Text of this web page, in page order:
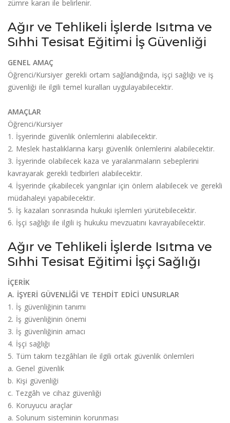
zümre kararı ile belirlenir.
Ağır ve Tehlikeli İşlerde Isıtma ve
Sıhhi Tesisat Eğitimi İş Güvenliği
GENEL AMAÇ
Öğrenci/Kursiyer gerekli ortam sağlandığında, işçi sağlığı ve iş
güvenliği ile ilgili temel kuralları uygulayabilecektir.
AMAÇLAR
Öğrenci/Kursiyer
1. İşyerinde güvenlik önlemlerini alabilecektir.
2. Meslek hastalıklarına karşı güvenlik önlemlerini alabilecektir.
3. İşyerinde olabilecek kaza ve yaralanmaların sebeplerini
kavrayarak gerekli tedbirleri alabilecektir.
4. İşyerinde çıkabilecek yangınlar için önlem alabilecek ve gerekli
müdahaleyi yapabilecektir.
5. İş kazaları sonrasında hukuki işlemleri yürütebilecektir.
6. İşçi sağlığı ile ilgili iş hukuku mevzuatını kavrayabilecektir.
Ağır ve Tehlikeli İşlerde Isıtma ve
Sıhhi Tesisat Eğitimi İşçi Sağlığı
İÇERİK
A. İŞYERİ GÜVENLİĞİ VE TEHDİT EDİCİ UNSURLAR
1. İş güvenliğinin tanımı
2. İş güvenliğinin önemi
3. İş güvenliğinin amacı
4. İşçi sağlığı
5. Tüm takım tezgâhları ile ilgili ortak güvenlik önlemleri
a. Genel güvenlik
b. Kişi güvenliği
c. Tezgâh ve cihaz güvenliği
6. Koruyucu araçlar
a. Solunum sisteminin korunması